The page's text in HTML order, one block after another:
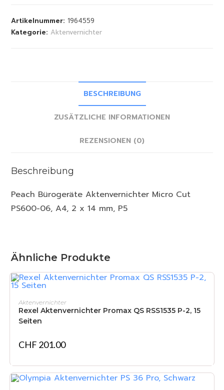
Artikelnummer:1964559
Kategorie: Aktenvernichter
BESCHREIBUNG
ZUSÄTZLICHE INFORMATIONEN
REZENSIONEN (0)
Beschreibung
Peach Bürogeräte Aktenvernichter Micro Cut
PS600-06, A4, 2 x 14 mm, P5
Ähnliche Produkte
Aktenvernichter
Rexel Aktenvernichter Promax QS RSS1535 P-2, 15
Seiten
CHF 201.00